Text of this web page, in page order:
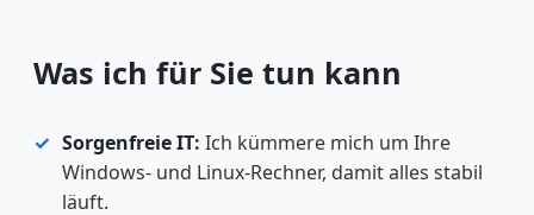
Was ich für Sie tun kann
Sorgenfreie IT: Ich kümmere mich um Ihre
Windows- und Linux-Rechner, damit alles stabil
läuft.